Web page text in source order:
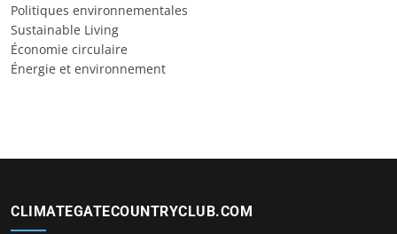
Politiques environnementales
Sustainable Living
Économie circulaire
Énergie et environnement
CLIMATEGATECOUNTRYCLUB.COM